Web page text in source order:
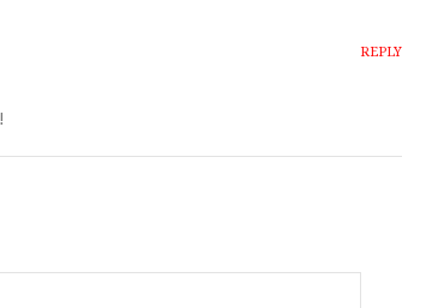
REPLY